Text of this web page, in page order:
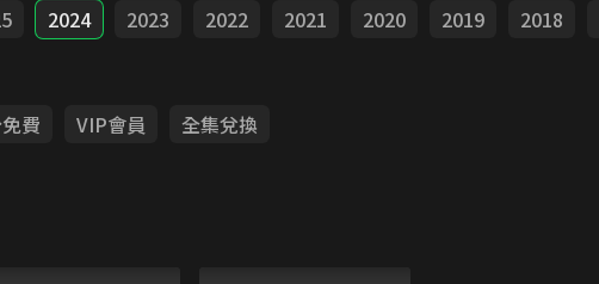
2024 2023 2022 2021 2020 2019 2018
費 VIP會員 全集兌換